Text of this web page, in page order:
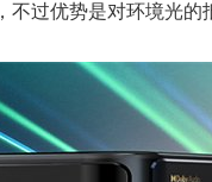
过优势是对环境光的